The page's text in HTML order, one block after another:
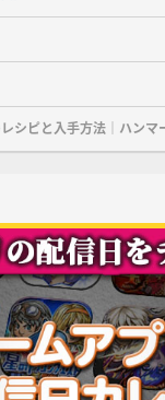
シピと入手方法｜ハンマ